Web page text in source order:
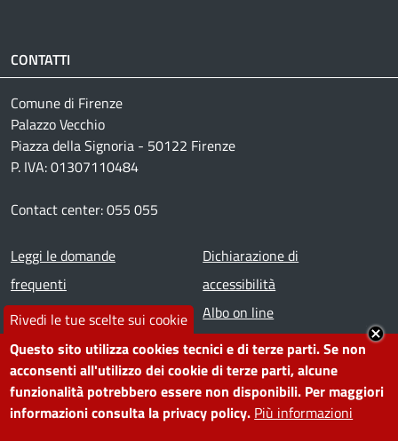
Rivedi le tue scelte sui cookie
Questo sito utilizza cookies tecnici e di terze parti. Se non
acconsenti all'utilizzo dei cookie di terze parti, alcune
funzionalità potrebbero essere non disponibili. Per maggiori
informazioni consulta la privacy policy. Più informazioni
CONTATTI
Comune di Firenze
Palazzo Vecchio
Piazza della Signoria - 50122 Firenze
P. IVA: 01307110484
Contact center: 055 055
Footer menu
Leggi le domande
frequenti
Prenota appuntamento
Segnala disservizio
Amministrazione
trasparente
Note legali
Dichiarazione di
accessibilità
Albo on line
Redazione web
Piano di miglioramento dei
servizi
Contatti